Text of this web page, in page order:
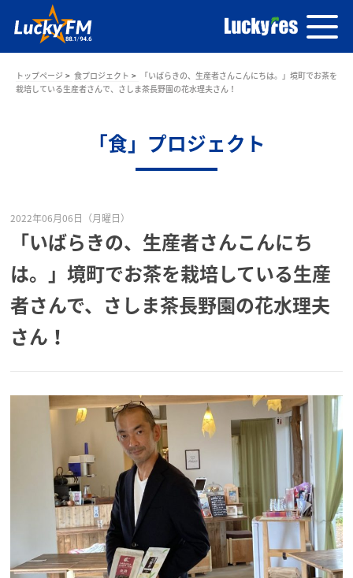
トップページ 食プロジェクト
「いばらきの、生産者さんこんにちは。」境町でお茶を
栽培している生産者さんで、さしま茶長野園の花水理夫さん！
「食」プロジェクト
2022年06月06日（月曜日）
「いばらきの、生産者さんこんにち
は。」境町でお茶を栽培している生産
者さんで、さしま茶長野園の花水理夫
さん！